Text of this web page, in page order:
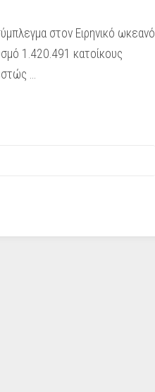
στον Ειρηνικό ωκεανό
1.420.491 κατοίκους
…